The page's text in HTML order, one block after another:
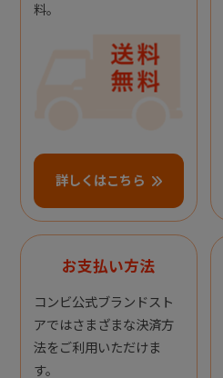
料。
詳しくはこちら
お支払い方法
コンビ公式ブランドスト
アではさまざまな決済方
法をご利用いただけま
す。